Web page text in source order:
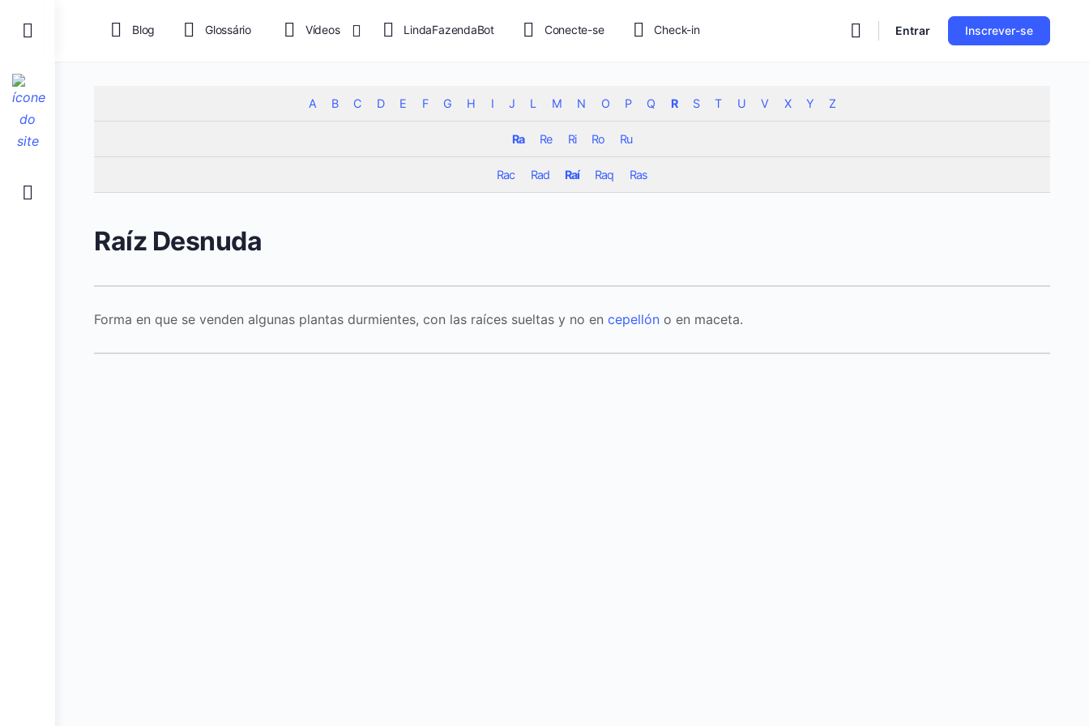
Blog Glossário Vídeos LindaFazendaBot Conecte-se Check-in Entrar Inscrever-se
A B C D E F G H I J L M N O P Q R S T U V X Y Z
Ra Re Ri Ro Ru
Rac Rad Raí Raq Ras
Raíz Desnuda
Forma en que se venden algunas plantas durmientes, con las raíces sueltas y no en cepellón o en maceta.